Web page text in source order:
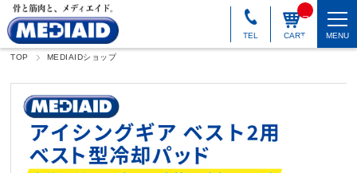
TEL CART
_I
M
_
_
MENU
TOP MEDIAIDショップ